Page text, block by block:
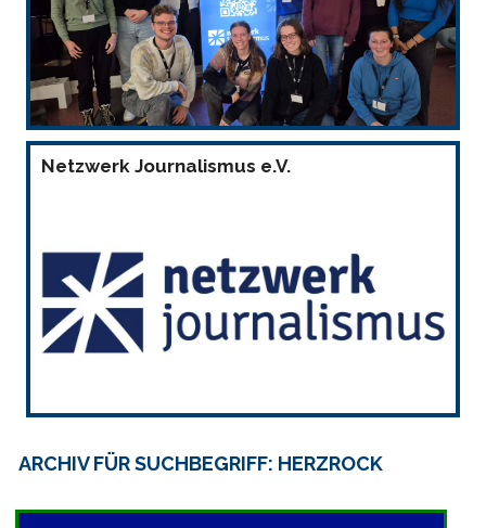
Netzwerk Journalismus e.V.
ARCHIV FÜR SUCHBEGRIFF: HERZROCK